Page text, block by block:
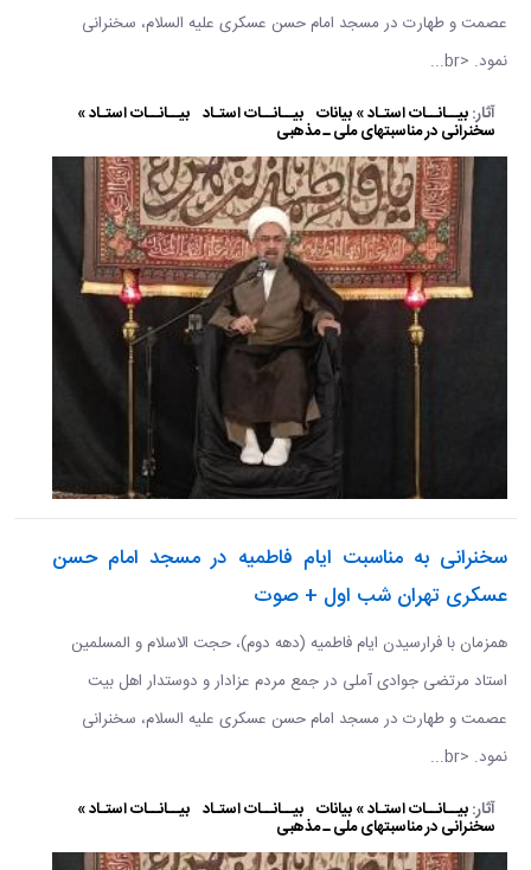
عصمت و طهارت در مسجد امام حسن عسکری علیه السلام، سخنرانی
نمود. <br...
آثار:بیــانــات استـاد » بیانات بیــانــات استـاد بیــانــات استـاد »
سخنرانی در مناسبتهای ملی ـ مذهبی
سخنرانی به مناسبت ایام فاطمیه در مسجد امام حسن
عسکری تهران شب اول + صوت
همزمان با فرارسیدن ایام فاطمیه (دهه دوم)، حجت الاسلام و المسلمین
استاد مرتضی جوادی آملی در جمع مردم عزادار و دوستدار اهل بیت
عصمت و طهارت در مسجد امام حسن عسکری علیه السلام، سخنرانی
نمود. <br...
آثار:بیــانــات استـاد » بیانات بیــانــات استـاد بیــانــات استـاد »
سخنرانی در مناسبتهای ملی ـ مذهبی